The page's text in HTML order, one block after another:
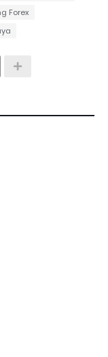
Forex